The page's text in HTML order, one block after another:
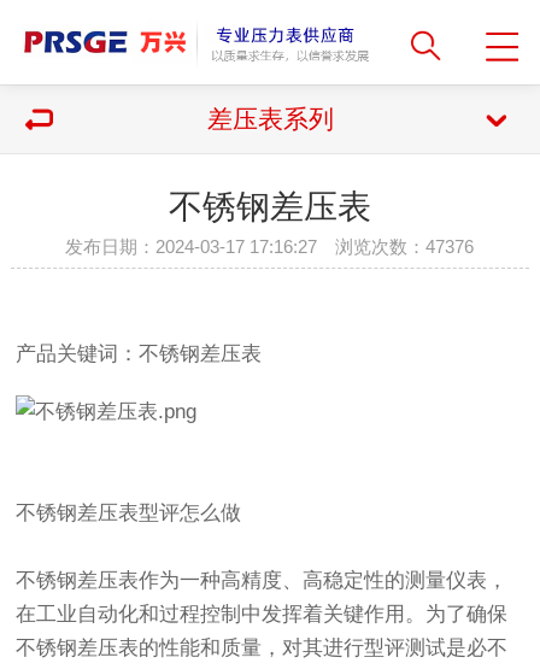
差压表系列
不锈钢差压表
发布日期：2024-03-17 17:16:27 浏览次数：47376
产品关键词：不锈钢差压表
不锈钢差压表型评怎么做
不锈钢差压表作为一种高精度、高稳定性的测量仪表，
在工业自动化和过程控制中发挥着关键作用。为了确保
不锈钢差压表的性能和质量，对其进行型评测试是必不